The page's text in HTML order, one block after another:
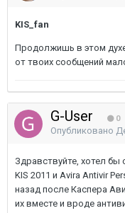
KIS_fan
Продолжишь в этом
от твоих сообщений
G-User 0
Опубликовано
Здравствуйте, хотел бы
KIS 2011 и Avira Antivir
назад после Каспера
их вместе и вроде